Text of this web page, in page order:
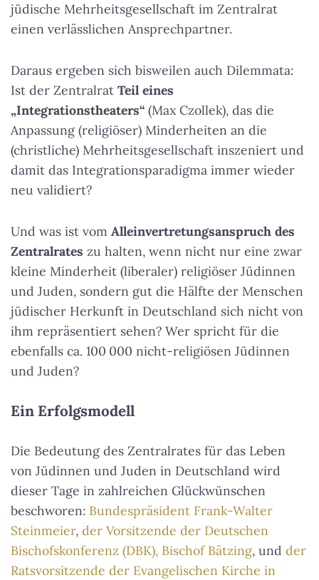
jüdische Mehrheitsgesellschaft im Zentralrat
einen verlässlichen Ansprechpartner.
Daraus ergeben sich bisweilen auch Dilemmata:
Ist der Zentralrat Teil eines
„Integrationstheaters“ (Max Czollek), das die
Anpassung (religiöser) Minderheiten an die
(christliche) Mehrheitsgesellschaft inszeniert und
damit das Integrationsparadigma immer wieder
neu validiert?
Und was ist vom Alleinvertretungsanspruch des
Zentralrates zu halten, wenn nicht nur eine zwar
kleine Minderheit (liberaler) religiöser Jüdinnen
und Juden, sondern gut die Hälfte der Menschen
jüdischer Herkunft in Deutschland sich nicht von
ihm repräsentiert sehen? Wer spricht für die
ebenfalls ca. 100 000 nicht-religiösen Jüdinnen
und Juden?
Ein Erfolgsmodell
Die Bedeutung des Zentralrates für das Leben
von Jüdinnen und Juden in Deutschland wird
dieser Tage in zahlreichen Glückwünschen
beschworen: Bundespräsident Frank-Walter
Steinmeier, der Vorsitzende der Deutschen
Bischofskonferenz (DBK), Bischof Bätzing, und der
Ratsvorsitzende der Evangelischen Kirche in